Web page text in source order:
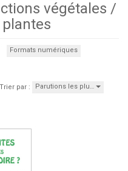
végétales /
Formats numériques
Trier par : Parutions les plu…